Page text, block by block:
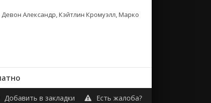
Александр, Кэйтлин Кромуэлл, Марко
Добавить в закладки Есть жалоба?